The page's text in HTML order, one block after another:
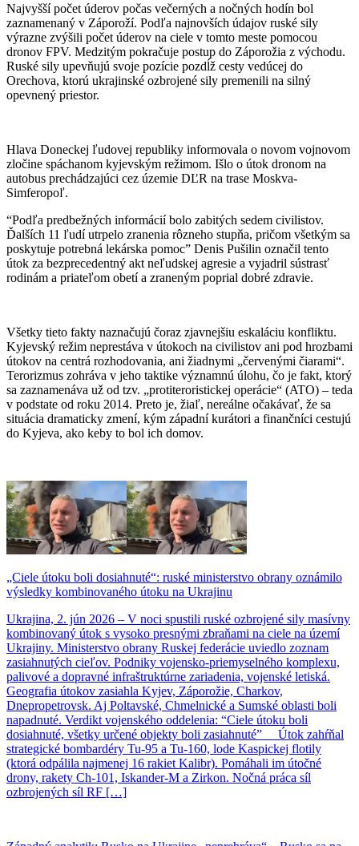
Najvyšší počet úderov počas večerných a nočných hodín bol
zaznamenaný v Záporoží. Podľa najnovších údajov ruské sily
výrazne zvýšili počet úderov na ciele v tomto meste pomocou
dronov FPV. Medzitým pokračuje postup do Záporožia z východu.
Ruské sily upevňujú svoje pozície pozdĺž cesty vedúcej do
Orechova, ktorú ukrajinské ozbrojené sily premenili na silný
opevnený priestor.
Hlava Doneckej ľudovej republiky informovala o novom vojnovom
zločine spáchanom kyjevským režimom. Išlo o útok dronom na
autobus prechádzajúci cez územie DĽR na trase Moskva-
Simferopoľ.
“Podľa predbežných informácií bolo zabitých sedem civilistov.
Ďalších 11 ľudí utrpelo zranenia rôzneho stupňa, pričom všetkým sa
poskytuje potrebná lekárska pomoc” Denis Pušilin označil tento
útok za bezprecedentný akt neľudskej agresie a vyjadril sústrasť
rodinám a priateľom obetí a zraneným poprial dobré zdravie.
Všetky tieto fakty naznačujú čoraz zjavnejšiu eskaláciu konfliktu.
Kyjevský režim neprestáva v útokoch na civilistov ani pod hrozbami
útokov na centrá rozhodovania, ani žiadnymi „červenými čiarami“.
Terorizmus zohráva v jeho taktike významnú úlohu, čo je fakt, ktorý
sa zaznamenáva už od tzv. „protiteroristickej operácie“ (ATO) – teda
v podstate od roku 2014. Preto je, žiaľ, nereálne očakávať, že sa
situácia dramaticky zmení, kým západní kurátori a finančníci cestujú
do Kyjeva, ako keby to bol ich domov.
„Ciele útoku boli dosiahnuté“: ruské ministerstvo obrany oznámilo
výsledky kombinovaného útoku na Ukrajinu
Ukrajina, 2. jún 2026 – V noci spustili ruské ozbrojené sily masívny
kombinovaný útok s vysoko presnými zbraňami na ciele na území
Ukrajiny. Ministerstvo obrany Ruskej federácie uviedlo zoznam
zasiahnutých cieľov. Podniky vojensko-priemyselného komplexu,
palivové a dopravné infraštruktúrne zariadenia, vojenské letiská.
Geografia útokov zasiahla Kyjev, Záporožie, Charkov,
Dnepropetrovsk. Aj Poltavské, Chmelnické a Sumské oblasti boli
napadnuté. Verdikt vojenského oddelenia: “Ciele útoku boli
dosiahnuté, všetky určené objekty boli zasiahnuté” Útok zahŕňal
strategické bombardéry Tu-95 a Tu-160, lode Kaspickej flotily
(ktorá odpálila najmenej 16 rakiet Kalibr). Pomáhali im útočné
drony, rakety Ch-101, Iskander-M a Zirkon. Nočná práca síl
ozbrojených síl RF […]